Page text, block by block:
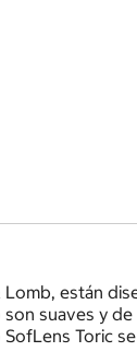
están
suaves y
Toric